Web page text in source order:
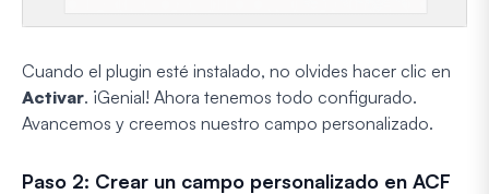
Cuando el plugin esté instalado, no olvides hacer clic en
Activar. ¡Genial! Ahora tenemos todo configurado.
Avancemos y creemos nuestro campo personalizado.
Paso 2: Crear un campo personalizado en ACF